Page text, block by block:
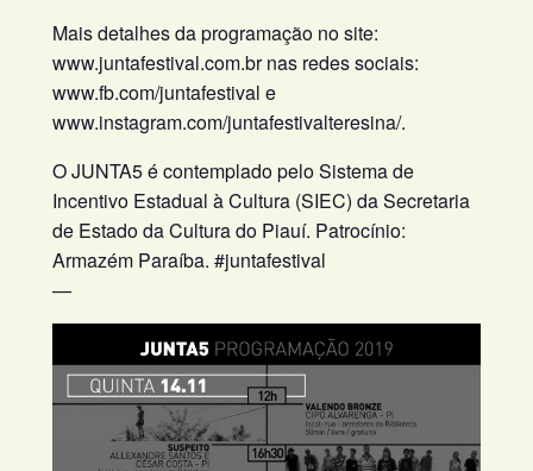
Mais detalhes da programação no site:
www.juntafestival.com.br nas redes sociais:
www.fb.com/juntafestival e
www.instagram.com/juntafestivalteresina/.
O JUNTA5 é contemplado pelo Sistema de
Incentivo Estadual à Cultura (SIEC) da Secretaria
de Estado da Cultura do Piauí. Patrocínio:
Armazém Paraíba. #juntafestival
—